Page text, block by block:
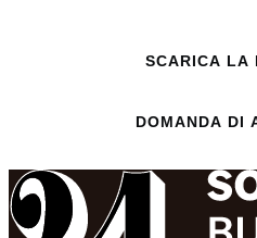
SCARICA LA
DOMANDA DI